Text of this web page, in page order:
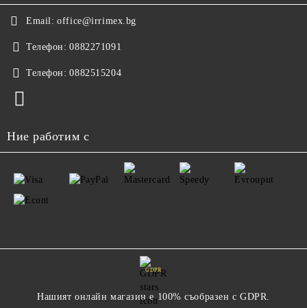
Email: office@irrimex.bg
Телефон: 0882271091
Телефон: 0882515204
Ние работим с
GDPR
Нашият онлайн магазин е 100% съобразен с GDPR.